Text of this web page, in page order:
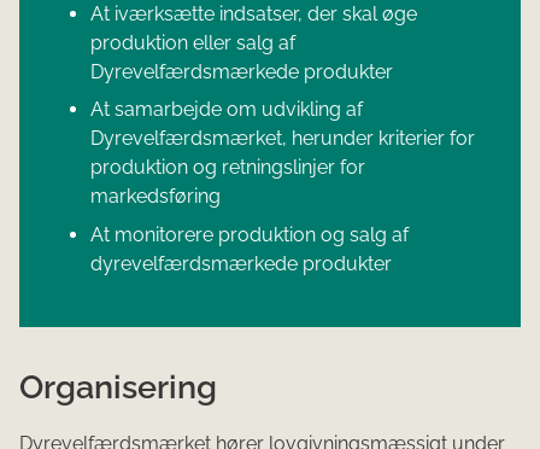
At iværksætte indsatser, der skal øge
produktion eller salg af
Dyrevelfærdsmærkede produkter
At samarbejde om udvikling af
Dyrevelfærdsmærket, herunder kriterier for
produktion og retningslinjer for
markedsføring
At monitorere produktion og salg af
dyrevelfærdsmærkede produkter
Organisering
Dyrevelfærdsmærket hører lovgivningsmæssigt under